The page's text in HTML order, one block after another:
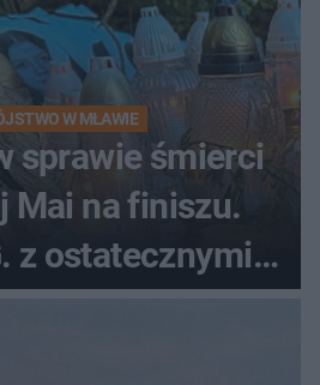
W MŁAWIE
sprawie śmierci
Mai na finiszu.
z ostatecznymi